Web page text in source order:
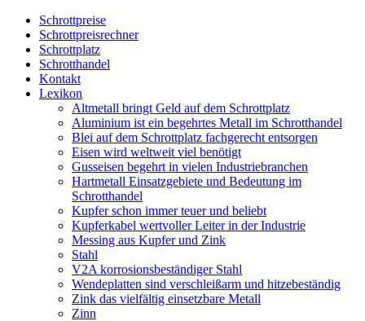
Schrottpreise
Schrottpreisrechner
Schrottplatz
Schrotthandel
Kontakt
Lexikon
Altmetall bringt Geld auf dem Schrottplatz
Aluminium ist ein begehrtes Metall im Schrotthandel
Blei auf dem Schrottplatz fachgerecht entsorgen
Eisen wird weltweit viel benötigt
Gusseisen begehrt in vielen Industriebranchen
Hartmetall Einsatzgebiete und Bedeutung im
Schrotthandel
Kupfer schon immer teuer und beliebt
Kupferkabel wertvoller Leiter in der Industrie
Messing aus Kupfer und Zink
Stahl
V2A korrosionsbeständiger Stahl
Wendeplatten sind verschleißarm und hitzebeständig
Zink das vielfältig einsetzbare Metall
Zinn